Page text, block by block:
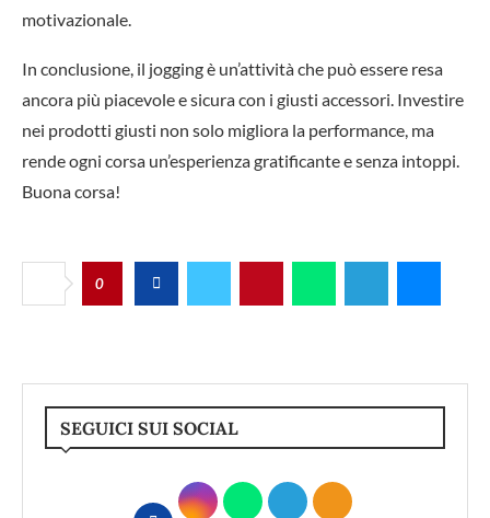
motivazionale.
In conclusione, il jogging è un’attività che può essere resa
ancora più piacevole e sicura con i giusti accessori. Investire
nei prodotti giusti non solo migliora la performance, ma
rende ogni corsa un’esperienza gratificante e senza intoppi.
Buona corsa!
0
SEGUICI SUI SOCIAL